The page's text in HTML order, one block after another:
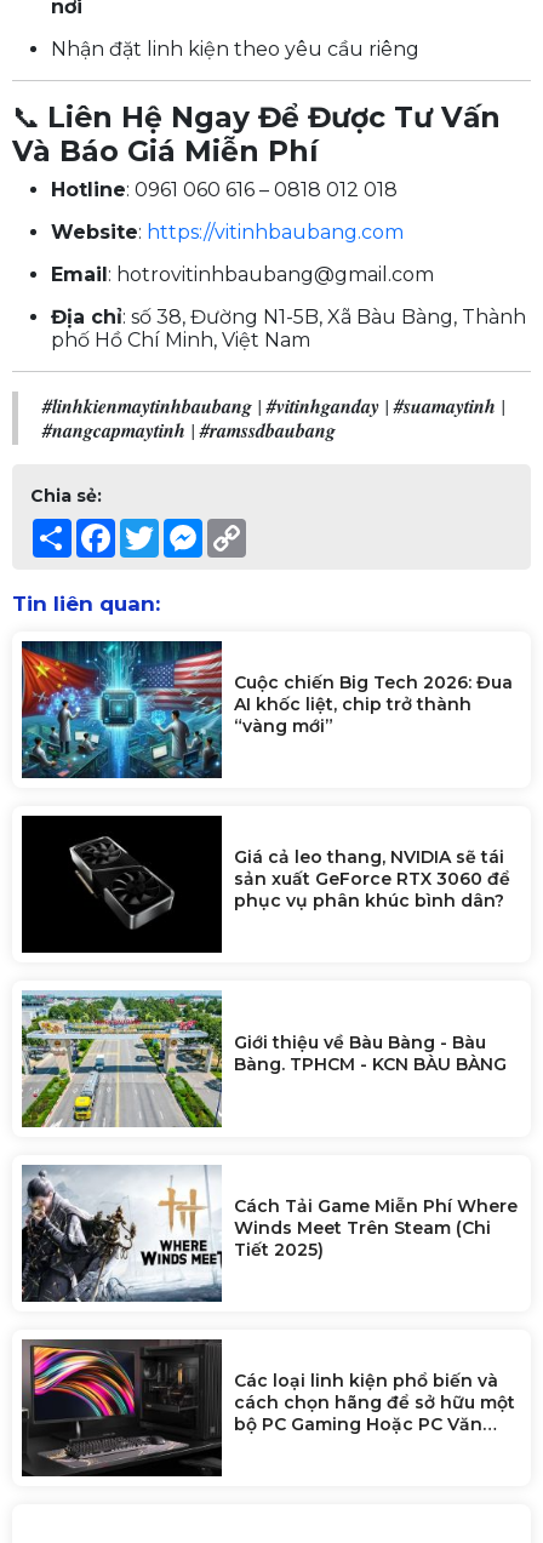
nơi
Nhận đặt linh kiện theo yêu cầu riêng
📞 Liên Hệ Ngay Để Được Tư Vấn
Và Báo Giá Miễn Phí
Hotline: 0961 060 616 – 0818 012 018
Website: https://vitinhbaubang.com
Email: hotrovitinhbaubang@gmail.com
Địa chỉ: số 38, Đường N1-5B, Xã Bàu Bàng, Thành
phố Hồ Chí Minh, Việt Nam
#linhkienmaytinhbaubang |#vitinhganday |#suamaytinh |
#nangcapmaytinh |#ramssdbaubang
Chia sẻ:
Share Facebook
TwitterMessenger
Tin liên quan:
Cuộc chiến Big Tech 2026: Đua
AI khốc liệt, chip trở thành
“vàng mới”
Giá cả leo thang, NVIDIA sẽ tái
sản xuất GeForce RTX 3060 để
phục vụ phân khúc bình dân?
Giới thiệu về Bàu Bàng - Bàu
Bàng. TPHCM - KCN BÀU BÀNG
Cách Tải Game Miễn Phí Where
Winds Meet Trên Steam (Chi
Tiết 2025)
Các loại linh kiện phổ biến và
cách chọn hãng để sở hữu một
bộ PC Gaming Hoặc PC Văn